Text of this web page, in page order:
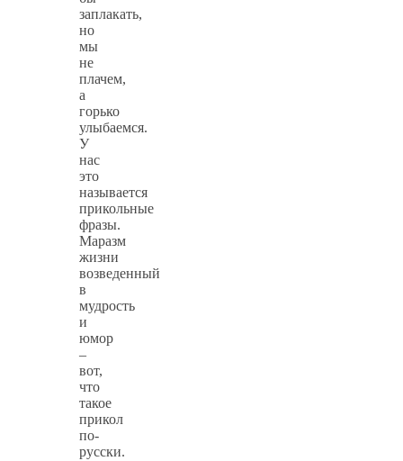
заплакать,
но
мы
не
плачем,
а
горько
улыбаемся.
У
нас
это
называется
прикольные
фразы.
Маразм
жизни
возведенный
в
мудрость
и
юмор
–
вот,
что
такое
прикол
по-
русски.